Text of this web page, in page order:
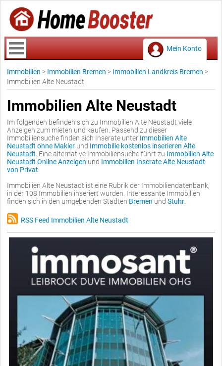
Mein Konto
Immobilien > Immobilien Bremen > Immobilien Landkreis Bremen >
Immobilien Alte Neustadt
Immobilien Alte Neustadt
Im folgenden befinden sich zu Immobilien Alte Neustadt viele
Anzeigen zum mieten und kaufen. Passend zu dieser
Immobiliensuche finden sich Inserate unter Immobilien Alte
Neustadt ohne Makler und Immobilie kostenlos inserieren Alte
Neustadt . Eine alternative Immobiliensuche führt zu Immobilien Alte
Neustadt Online Anzeigen und Immobilien Inserate Alte Neustadt
von Privat
Immobilien Alte Neustadt ist eine Rubrik der Immobiliendatenbank,
in der 108 Immobilien inseriert wurden. Interessante Immobilien
finden sich in den umgebenden Städten Bremen und Stuhr
RSS Feed Immobilien Alte Neustadt